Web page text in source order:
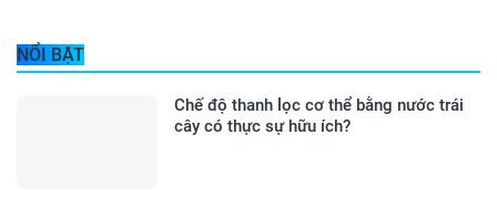
NỔI BẬT
Chế độ thanh lọc cơ thể bằng nước trái
cây có thực sự hữu ích?